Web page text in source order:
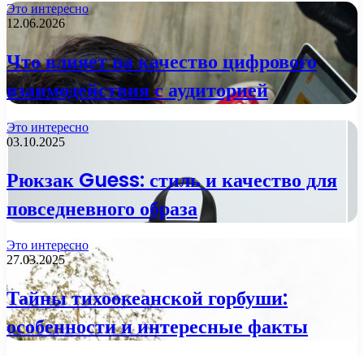
Это интересно
12.06.2026
Что влияет на качество цифрового
взаимодействия с аудиторией
Это интересно
03.10.2025
Рюкзак Guess: стиль и качество для
повседневного образа
Это интересно
27.03.2025
Тайны тихоокеанской горбуши:
особенности и интересные факты